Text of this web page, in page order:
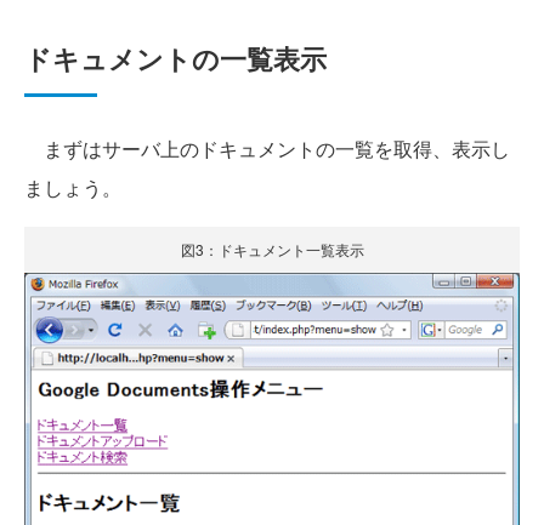
ドキュメントの一覧表示
まずはサーバ上のドキュメントの一覧を取得、表示し
ましょう。
図3：ドキュメント一覧表示